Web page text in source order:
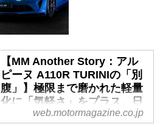
【MM Another Story：アル
ピーヌ A110R TURINIの「別
腹」】極限まで磨かれた軽量
化に「気軽さ」をプラス。日
常と非日常のちょうどいい匙
web.motormagazine.co.jp